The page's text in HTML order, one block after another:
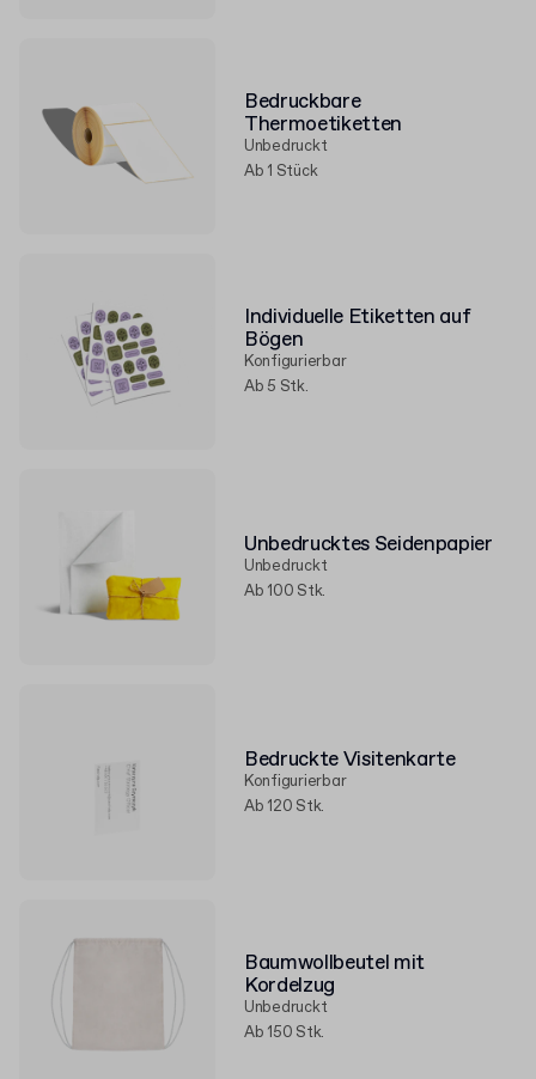
Bedruckbare
Thermoetiketten
Unbedruckt
Ab 1 Stück
Individuelle Etiketten auf
Bögen
Konfigurierbar
Ab 5 Stk.
Unbedrucktes Seidenpapier
Unbedruckt
Ab 100 Stk.
Bedruckte Visitenkarte
Konfigurierbar
Ab 120 Stk.
Baumwollbeutel mit
Kordelzug
Unbedruckt
Ab 150 Stk.